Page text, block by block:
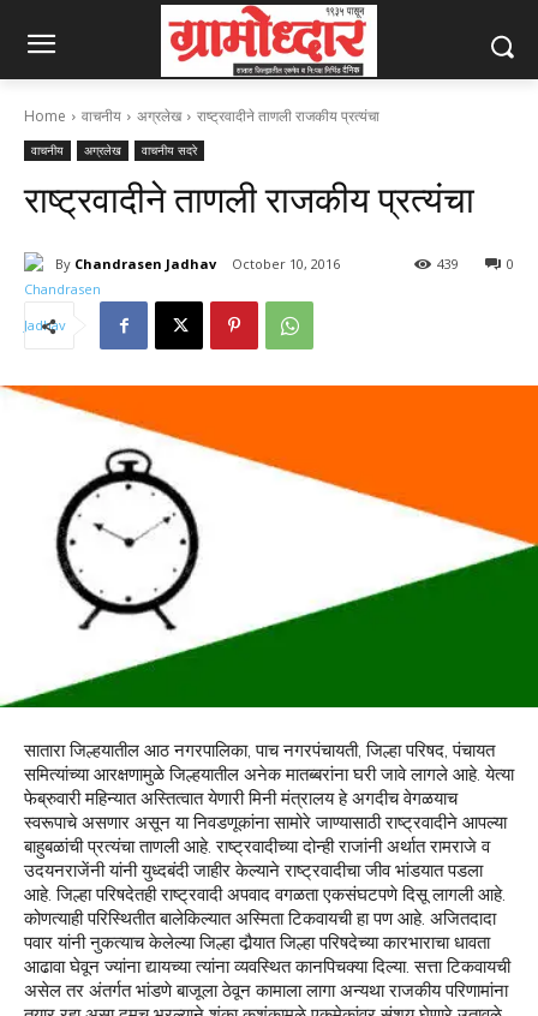
Home वाचनीय अग्रलेख राष्ट्रवादीने ताणली राजकीय प्रत्यंचा
वाचनीय अग्रलेख वाचनीय सदरे
राष्ट्रवादीने ताणली राजकीय प्रत्यंचा
By Chandrasen Jadhav October 10, 2016 0
439
सातारा जिल्हयातील आठ नगरपालिका, पाच नगरपंचायती, जिल्हा परिषद, पंचायत
समित्यांच्या आरक्षणामुळे जिल्हयातील अनेक मातब्बरांना घरी जावे लागले आहे. येत्या
फेब्रुवारी महिन्यात अस्तित्वात येणारी मिनी मंत्रालय हे अगदीच वेगळयाच
स्वरूपाचे असणार असून या निवडणूकांना सामोरे जाण्यासाठी राष्ट्रवादीने आपल्या
बाहुबळांची प्रत्यंचा ताणली आहे. राष्ट्रवादीच्या दोन्ही राजांनी अर्थात रामराजे व
उदयनराजेंनी यांनी युध्दबंदी जाहीर केल्याने राष्ट्रवादीचा जीव भांडयात पडला
आहे. जिल्हा परिषदेतही राष्ट्रवादी अपवाद वगळता एकसंघटपणे दिसू लागली आहे.
कोणत्याही परिस्थितीत बालेकिल्यात अस्मिता टिकवायची हा पण आहे. अजितदादा
पवार यांनी नुकत्याच केलेल्या जिल्हा दौर्‍यात जिल्हा परिषदेच्या कारभाराचा धावता
आढावा घेवून ज्यांना द्यायच्या त्यांना व्यवस्थित कानपिचक्या दिल्या. सत्ता टिकवायची
असेल तर अंतर्गत भांडणे बाजूला ठेवून कामाला लागा अन्यथा राजकीय परिणामांना